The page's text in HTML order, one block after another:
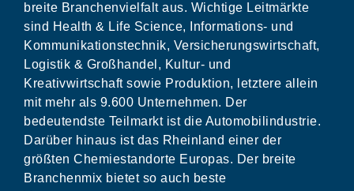
breite Branchenvielfalt aus. Wichtige Leitmärkte
sind Health & Life Science, Informations- und
Kommunikationstechnik, Versicherungswirtschaft,
Logistik & Großhandel, Kultur- und
Kreativwirtschaft sowie Produktion, letztere allein
mit mehr als 9.600 Unternehmen. Der
bedeutendste Teilmarkt ist die Automobilindustrie.
Darüber hinaus ist das Rheinland einer der
größten Chemiestandorte Europas. Der breite
Branchenmix bietet so auch beste